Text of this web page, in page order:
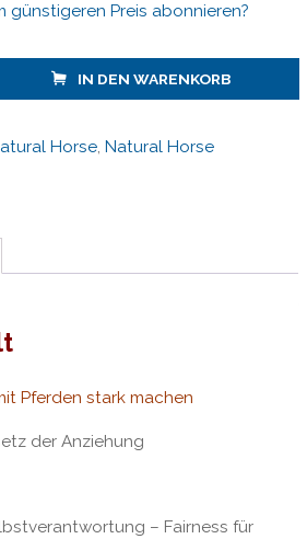
günstigeren Preis abonnieren?
IN DEN WARENKORB
Horse, Natural Horse
Pferden stark machen
der Anziehung
– Fairness für